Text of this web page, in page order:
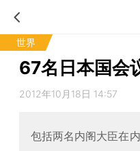
世界
67名日本国会
2012年10月18日 14:57
包括两名内阁大臣在